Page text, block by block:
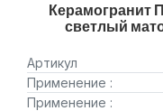
Керамогранит
светлый
Артикул
Применение :
Применение :